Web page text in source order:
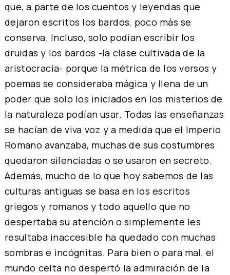
que, a parte de los cuentos y leyendas que
dejaron escritos los bardos, poco más se
conserva. Incluso, solo podían escribir los
druidas y los bardos -la clase cultivada de la
aristocracia- porque la métrica de los versos y
poemas se consideraba mágica y llena de un
poder que solo los iniciados en los misterios de
la naturaleza podían usar. Todas las enseñanzas
se hacían de viva voz y a medida que el Imperio
Romano avanzaba, muchas de sus costumbres
quedaron silenciadas o se usaron en secreto.
Además, mucho de lo que hoy sabemos de las
culturas antiguas se basa en los escritos
griegos y romanos y todo aquello que no
despertaba su atención o simplemente les
resultaba inaccesible ha quedado con muchas
sombras e incógnitas. Para bien o para mal, el
mundo celta no despertó la admiración de la